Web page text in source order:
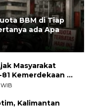
BBM di Tiap
ada Apa
Masyarakat
Kemerdekaan RI
Merah
WIB
Kalimantan